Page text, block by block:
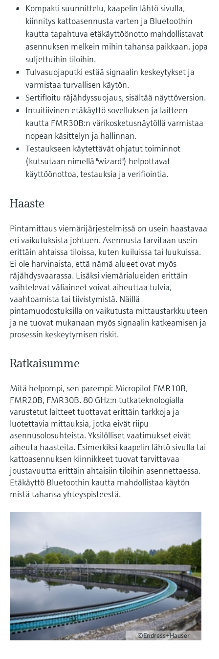
Device Viewer
Löydä tuotekohtaiset tiedot ja
dokumentaatio.
Varaosahaku
Löydä varaosat tuotteen juuren, tilauskoodin
tai sarjanumeron perusteella.
Mikroaaltomittaus
Memosens technology
Näytä kaikki
päätöksentekoa tukevan prosessin
läpinäkyvyyden ansiosta
Kompakti suunnittelu, kaapelin lähtö sivulla,
kiinnitys kattoasennusta varten ja Bluetoothin
kautta tapahtuva etäkäyttöönotto mahdollistavat
asennuksen melkein mihin tahansa paikkaan, jopa
suljettuihin tiloihin.
Tulvasuojaputki estää signaalin keskeytykset ja
varmistaa turvallisen käytön.
Sertifioitu räjähdyssuojaus, sisältää näyttöversion.
Intuitiivinen etäkäyttö sovelluksen ja laitteen
kautta FMR30B:n värikosketusnäytöllä varmistaa
nopean käsittelyn ja hallinnan.
Testaukseen käytettävät ohjatut toiminnot
(kutsutaan nimellä "wizard") helpottavat
käyttöönottoa, testauksia ja verifiointia.
Haaste
Pintamittaus viemärijärjestelmissä on usein haastavaa
eri vaikutuksista johtuen. Asennusta tarvitaan usein
erittäin ahtaissa tiloissa, kuten kuiluissa tai luukuissa.
Ei ole harvinaista, että nämä alueet ovat myös
räjähdysvaarassa. Lisäksi viemärialueiden erittäin
vaihtelevat väliaineet voivat aiheuttaa tulvia,
vaahtoamista tai tiivistymistä. Näillä
pintamuodostuksilla on vaikutusta mittaustarkkuuteen
ja ne tuovat mukanaan myös signaalin katkeamisen ja
prosessin keskeytymisen riskit.
Ratkaisumme
Mitä helpompi, sen parempi: Micropilot FMR10B,
FMR20B, FMR30B. 80 GHz:n tutkateknologialla
varustetut laitteet tuottavat erittäin tarkkoja ja
luotettavia mittauksia, jotka eivät riipu
asennusolosuhteista. Yksilölliset vaatimukset eivät
aiheuta haasteita. Esimerkiksi kaapelin lähtö sivulla tai
kattoasennuksen kiinnikkeet tuovat tarvittavaa
joustavuutta erittäin ahtaisiin tiloihin asennettaessa.
Etäkäyttö Bluetoothin kautta mahdollistaa käytön
mistä tahansa yhteyspisteestä.
©Endress+Hauser